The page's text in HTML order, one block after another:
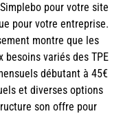
pour votre site
pour votre entreprise.
montre que les
variés des TPE
débutant à 45€
et diverses options
son offre pour